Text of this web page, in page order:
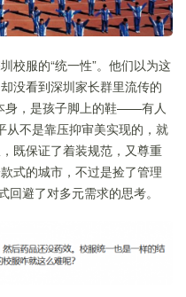
校服的“统一性”。他们以为这
没看到深圳家长群里流传的
身，是孩子脚上的鞋——有人
从不是靠压抑审美实现的，就
既保证了着装规范，又尊重
式的城市，不过是捡了管理
回避了对多元需求的思考。